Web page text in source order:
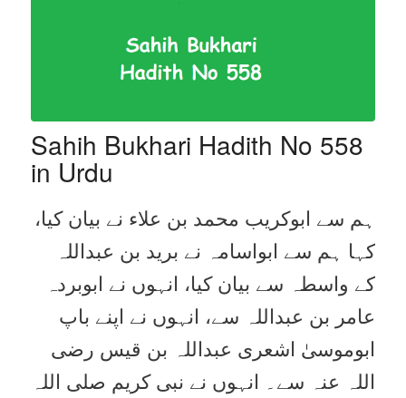
Sahih Bukhari Hadith No 558
in Urdu
ہم سے ابوکریب محمد بن علاء نے بیان کیا،
کہا ہم سے ابواسامہ نے برید بن عبداللہ
کے واسطہ سے بیان کیا، انہوں نے ابوبردہ
عامر بن عبداللہ سے، انہوں نے اپنے باپ
ابوموسیٰ اشعری عبداللہ بن قیس رضی
اللہ عنہ سے۔ انہوں نے نبی کریم صلی اللہ